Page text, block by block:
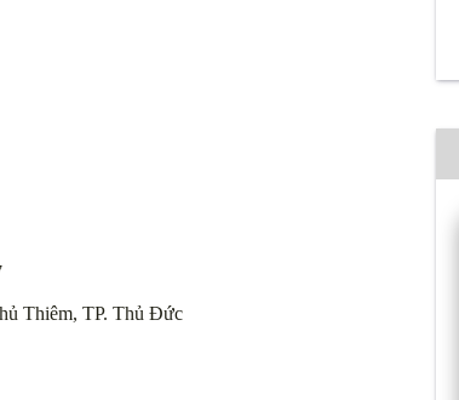
Thiêm, TP. Thủ Đức